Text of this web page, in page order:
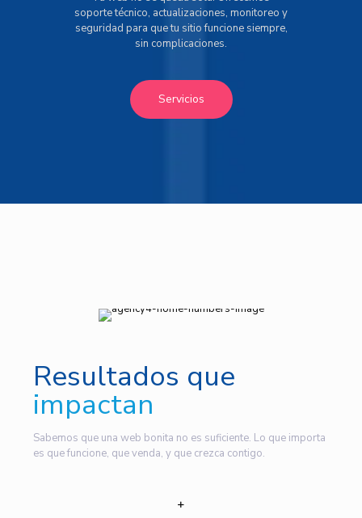
soporte técnico, actualizaciones, monitoreo y
seguridad para que tu sitio funcione siempre,
sin complicaciones.
Servicios
Resultados que
impactan
Sabemos que una web bonita no es suficiente. Lo que importa
es que funcione, que venda, y que crezca contigo.